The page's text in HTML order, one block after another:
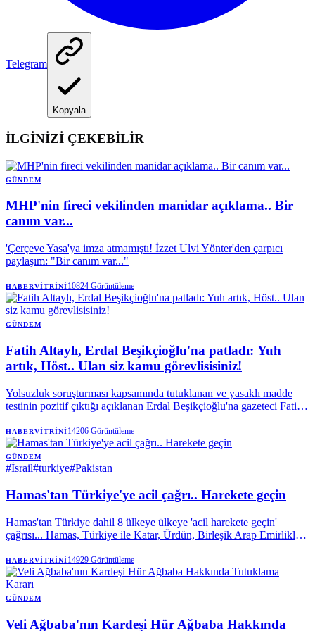
Telegram
Kopyala
İLGİNİZİ ÇEKEBİLİR
GÜNDEM
MHP'nin fireci vekilinden manidar açıklama.. Bir
canım var...
'Çerçeve Yasa'ya imza atmamıştı! İzzet Ulvi Yönter'den çarpıcı
paylaşım: "Bir canım var..."
HABERVITRINI10824 Görüntüleme
GÜNDEM
Fatih Altaylı, Erdal Beşikçioğlu'na patladı: Yuh
artık, Höst.. Ulan siz kamu görevlisisiniz!
Yolsuzluk soruşturması kapsamında tutuklanan ve yasaklı madde
testinin pozitif çıktığı açıklanan Erdal Beşikçioğlu'na gazeteci Fatih
sorumluluğa dikkat çekerek, "Ulan, siz kamu görevlisisiniz. Bu
kadar olur mu?" ifadelerini kullandı.
HABERVITRINI14206 Görüntüleme
GÜNDEM
#İsrail#turkiye#Pakistan
Hamas'tan Türkiye'ye acil çağrı.. Harekete geçin
Hamas'tan Türkiye dahil 8 ülkeye ülkeye 'acil harekete geçin'
çağrısı... Hamas, Türkiye ile Katar, Ürdün, Birleşik Arap Emirlikleri,
tarafından yayımlanan ortak açıklamayı memnuniyetle karşıladığını
belirterek, arabulucular ve ABD yönetimine İsrail'in ateşkes
anlaşmasını başarısız kılmasını önlemek için acil harekete geçilmesi
çağrısı yaptı.
HABERVITRINI14929 Görüntüleme
GÜNDEM
Veli Ağbaba'nın Kardeşi Hür Ağbaba Hakkında